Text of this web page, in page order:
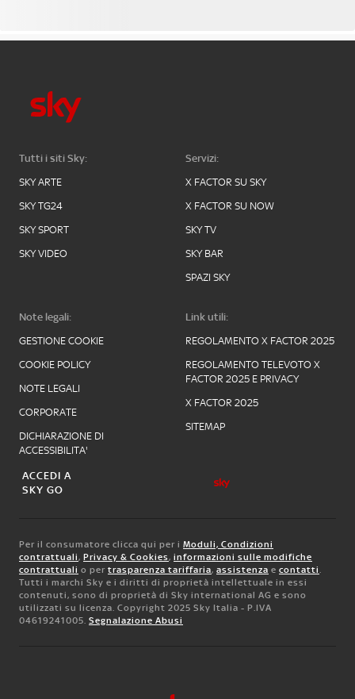
Tutti i siti Sky:
SKY ARTE
SKY TG24
SKY SPORT
SKY VIDEO
Servizi:
X FACTOR SU SKY
X FACTOR SU NOW
SKY TV
SKY BAR
SPAZI SKY
Note legali:
GESTIONE COOKIE
COOKIE POLICY
NOTE LEGALI
CORPORATE
DICHIARAZIONE DI
ACCESSIBILITA'
Link utili:
REGOLAMENTO X FACTOR 2025
REGOLAMENTO TELEVOTO X
FACTOR 2025 E PRIVACY
X FACTOR 2025
SITEMAP
ACCEDI A
SKY GO
Per il consumatore clicca qui per i Moduli, Condizioni
contrattuali, Privacy & Cookies, informazioni sulle modifiche
contrattuali o per trasparenza tariffaria, assistenza e contatti.
Tutti i marchi Sky e i diritti di proprietà intellettuale in essi
contenuti, sono di proprietà di Sky international AG e sono
utilizzati su licenza. Copyright 2025 Sky Italia - P.IVA
04619241005. Segnalazione Abusi